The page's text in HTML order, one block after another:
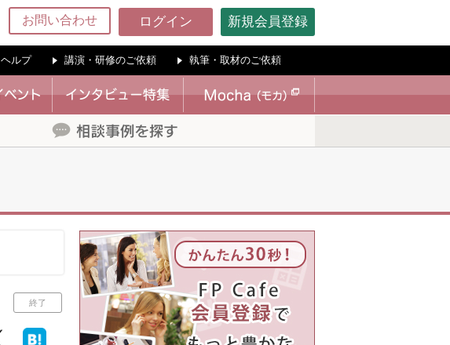
お問い合わせ ログイン 新規会員登録
ヘルプ 講演・研修のご依頼 執筆・取材のご依頼
終了